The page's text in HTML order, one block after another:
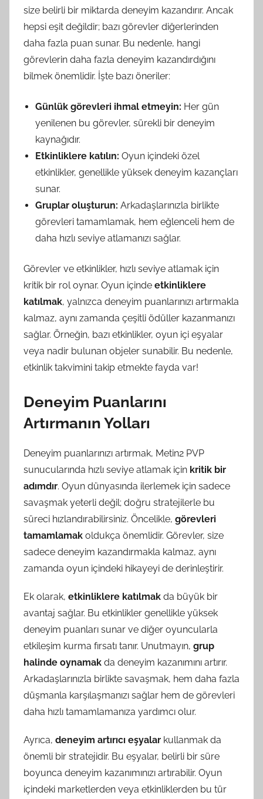
size belirli bir miktarda deneyim kazandırır. Ancak
hepsi eşit değildir; bazı görevler diğerlerinden
daha fazla puan sunar. Bu nedenle, hangi
görevlerin daha fazla deneyim kazandırdığını
bilmek önemlidir. İşte bazı öneriler:
Günlük görevleri ihmal etmeyin: Her gün
yenilenen bu görevler, sürekli bir deneyim
kaynağıdır.
Etkinliklere katılın: Oyun içindeki özel
etkinlikler, genellikle yüksek deneyim kazançları
sunar.
Gruplar oluşturun: Arkadaşlarınızla birlikte
görevleri tamamlamak, hem eğlenceli hem de
daha hızlı seviye atlamanızı sağlar.
Görevler ve etkinlikler, hızlı seviye atlamak için
kritik bir rol oynar. Oyun içinde etkinliklere
katılmak, yalnızca deneyim puanlarınızı artırmakla
kalmaz, aynı zamanda çeşitli ödüller kazanmanızı
sağlar. Örneğin, bazı etkinlikler, oyun içi eşyalar
veya nadir bulunan objeler sunabilir. Bu nedenle,
etkinlik takvimini takip etmekte fayda var!
Deneyim Puanlarını
Artırmanın Yolları
Deneyim puanlarınızı artırmak, Metin2 PVP
sunucularında hızlı seviye atlamak için kritik bir
adımdır. Oyun dünyasında ilerlemek için sadece
savaşmak yeterli değil; doğru stratejilerle bu
süreci hızlandırabilirsiniz. Öncelikle, görevleri
tamamlamak oldukça önemlidir. Görevler, size
sadece deneyim kazandırmakla kalmaz, aynı
zamanda oyun içindeki hikayeyi de derinleştirir.
Ek olarak, etkinliklere katılmak da büyük bir
avantaj sağlar. Bu etkinlikler genellikle yüksek
deneyim puanları sunar ve diğer oyuncularla
etkileşim kurma fırsatı tanır. Unutmayın, grup
halinde oynamak da deneyim kazanımını artırır.
Arkadaşlarınızla birlikte savaşmak, hem daha fazla
düşmanla karşılaşmanızı sağlar hem de görevleri
daha hızlı tamamlamanıza yardımcı olur.
Ayrıca, deneyim artırıcı eşyalar kullanmak da
önemli bir stratejidir. Bu eşyalar, belirli bir süre
boyunca deneyim kazanımınızı artırabilir. Oyun
içindeki marketlerden veya etkinliklerden bu tür